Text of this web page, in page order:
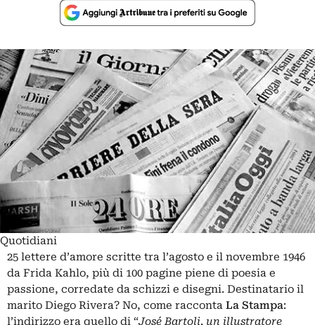
Quotidiani
25 lettere d’amore scritte tra l’agosto e il novembre 1946
da Frida Kahlo, più di 100 pagine piene di poesia e
passione, corredate da schizzi e disegni. Destinatario il
marito Diego Rivera? No, come racconta La Stampa:
l’indirizzo era quello di “José Bartoli, un illustratore